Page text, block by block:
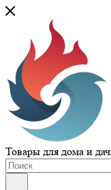
Товары для дома и